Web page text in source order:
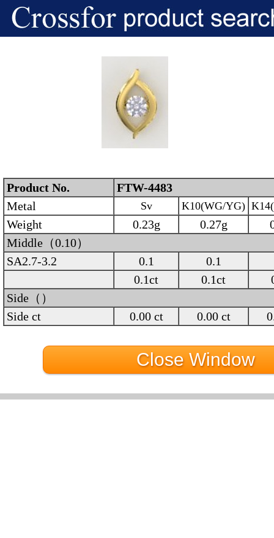
Product No.
FTW-4483
Metal
Sv K10(WG/YG)
Weight 0.23g 0.27g
Middle（0.10）
SA2.7-3.2
0.1
0.1
0.1ct
0.1ct
Side（）
Side ct
0.00 ct 0.00 ct